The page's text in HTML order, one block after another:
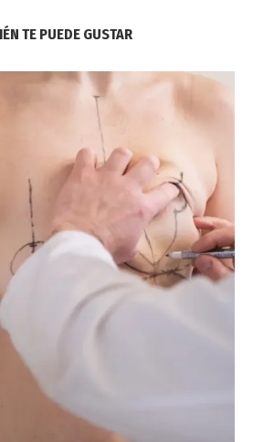
TE PUEDE GUSTAR